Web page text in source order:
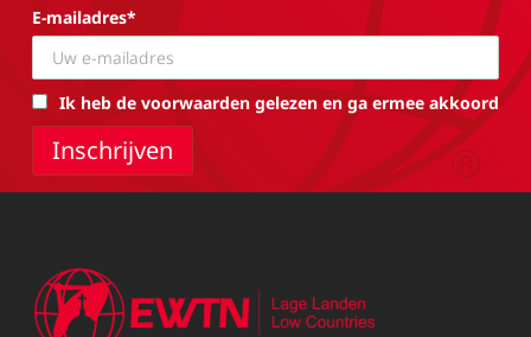
E-mailadres*
Ik heb de voorwaarden gelezen en ga ermee akkoord